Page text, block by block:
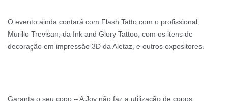
O evento ainda contará com Flash Tatto com o profissional
Murillo Trevisan, da Ink and Glory Tattoo; com os itens de
decoração em impressão 3D da Aletaz, e outros expositores.
Garanta o seu copo – A Joy não faz a utilização de copos